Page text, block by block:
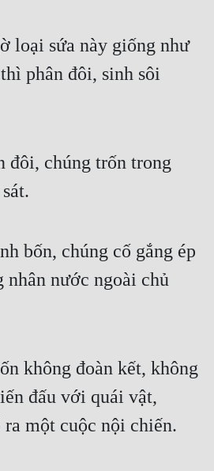
loại sứa này giống như
phân đôi, sinh sôi
đôi, chúng trốn trong
bốn, chúng cố gắng ép
nhân nước ngoài chủ
không đoàn kết, không
đấu với quái vật,
một cuộc nội chiến.